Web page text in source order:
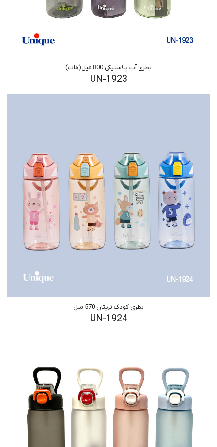
بطری آب پلاستیکی 800 میل(مات)
UN-1923
بطری کودک تریتان 570 میل
UN-1924